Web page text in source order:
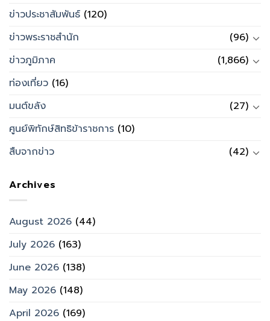
ข่าวประชาสัมพันธ์ (120)
ข่าวพระราชสำนัก
(96)
ข่าวภูมิภาค
(1,866)
ท่องเที่ยว (16)
มนต์ขลัง
(27)
ศูนย์พิทักษ์สิทธิข้าราชการ (10)
สืบจากข่าว
(42)
Archives
August 2026 (44)
July 2026 (163)
June 2026 (138)
May 2026 (148)
April 2026 (169)